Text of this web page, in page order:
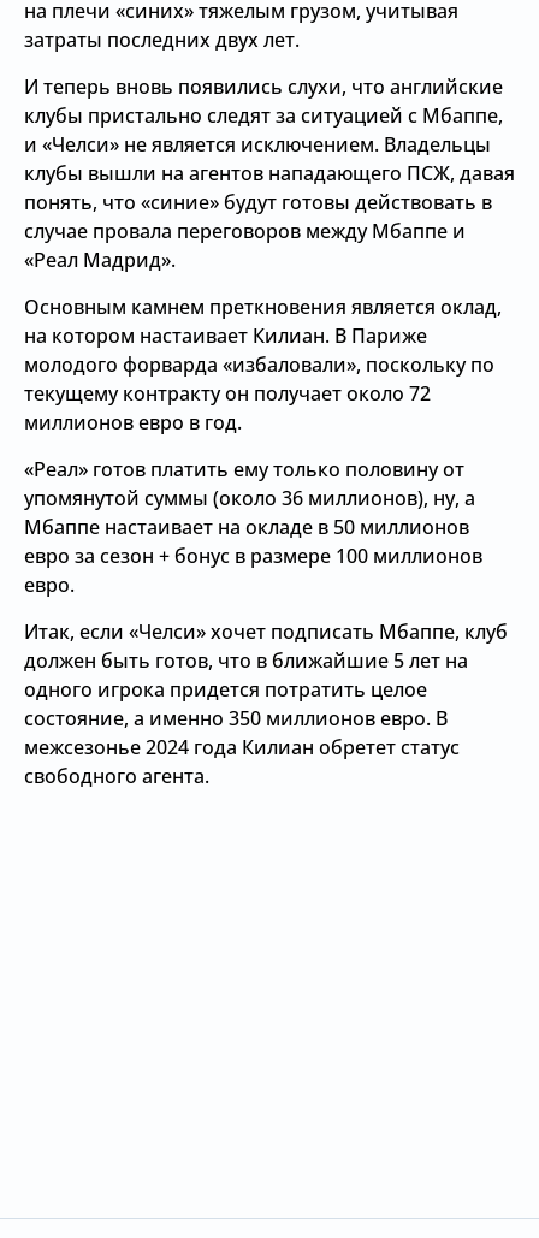
на плечи «синих» тяжелым грузом, учитывая
затраты последних двух лет.
И теперь вновь появились слухи, что английские
клубы пристально следят за ситуацией с Мбаппе,
и «Челси» не является исключением. Владельцы
клубы вышли на агентов нападающего ПСЖ, давая
понять, что «синие» будут готовы действовать в
случае провала переговоров между Мбаппе и
«Реал Мадрид».
Основным камнем преткновения является оклад,
на котором настаивает Килиан. В Париже
молодого форварда «избаловали», поскольку по
текущему контракту он получает около 72
миллионов евро в год.
«Реал» готов платить ему только половину от
упомянутой суммы (около 36 миллионов), ну, а
Мбаппе настаивает на окладе в 50 миллионов
евро за сезон + бонус в размере 100 миллионов
евро.
Итак, если «Челси» хочет подписать Мбаппе, клуб
должен быть готов, что в ближайшие 5 лет на
одного игрока придется потратить целое
состояние, а именно 350 миллионов евро. В
межсезонье 2024 года Килиан обретет статус
свободного агента.